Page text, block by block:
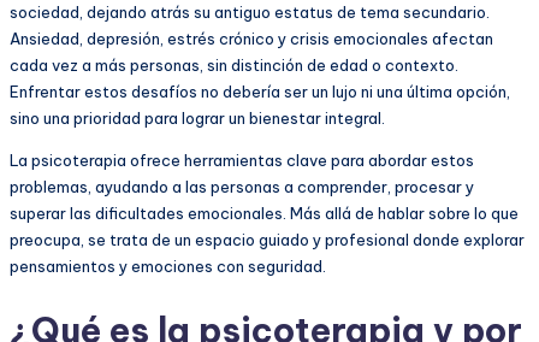
sociedad, dejando atrás su antiguo estatus de tema secundario.
Ansiedad, depresión, estrés crónico y crisis emocionales afectan
cada vez a más personas, sin distinción de edad o contexto.
Enfrentar estos desafíos no debería ser un lujo ni una última opción,
sino una prioridad para lograr un bienestar integral.
La psicoterapia ofrece herramientas clave para abordar estos
problemas, ayudando a las personas a comprender, procesar y
superar las dificultades emocionales. Más allá de hablar sobre lo que
preocupa, se trata de un espacio guiado y profesional donde explorar
pensamientos y emociones con seguridad.
¿Qué es la psicoterapia y por